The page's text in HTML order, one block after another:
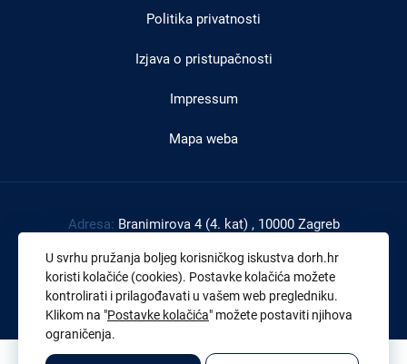
Politika privatnosti
Izjava o pristupačnosti
Impressum
Mapa weba
Adresa: Branimirova 4 (4. kat) , 10000 Zagreb
Tel: +385 1 4591 888
Faks:+385 1 4591 816
OIB:43539267895
U svrhu pružanja boljeg korisničkog iskustva dorh.hr
koristi kolačiće (cookies). Postavke kolačića možete
kontrolirati i prilagođavati u vašem web pregledniku.
Klikom na "Postavke kolačića" možete postaviti njihova
ograničenja.